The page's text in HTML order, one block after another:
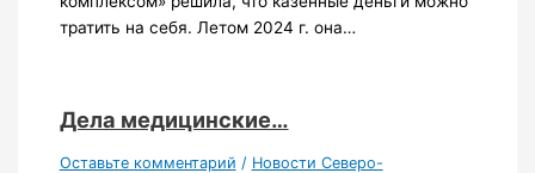
тратить на себя. Летом 2024 г. она…
Дела медицинские…
Оставьте комментарий / Новости Северо-